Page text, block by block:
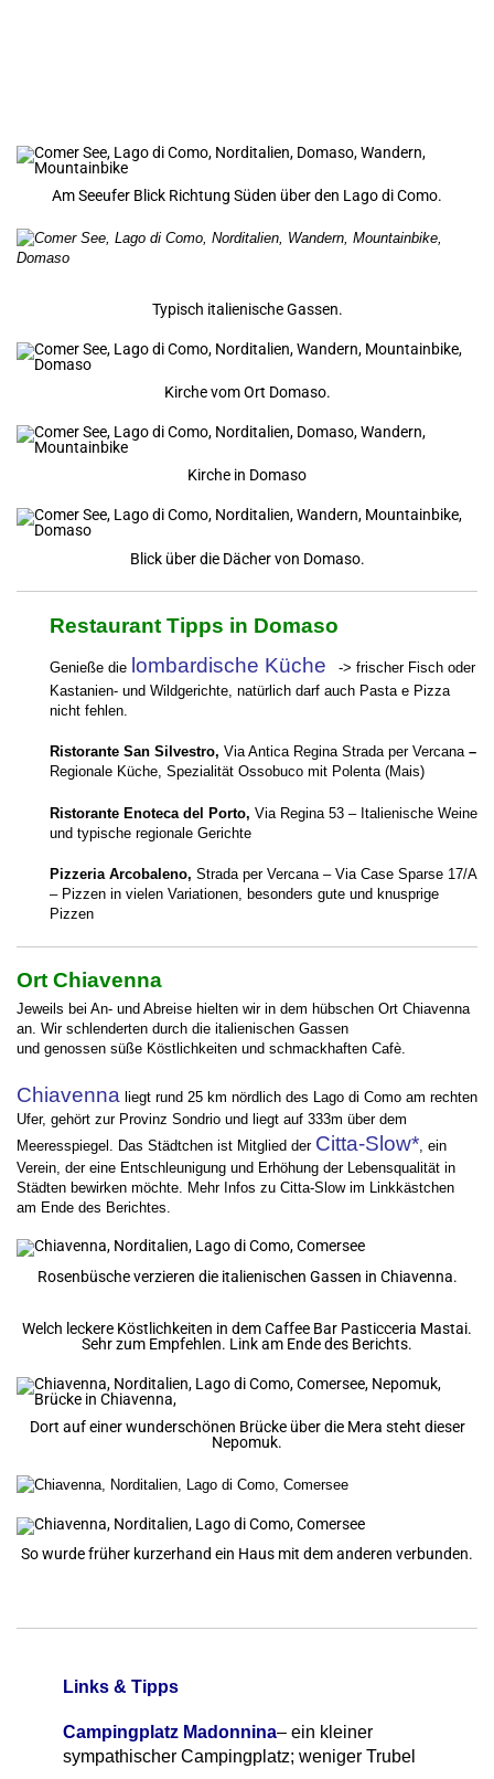
Am Seeufer Blick Richtung Süden über den Lago di Como.
Typisch italienische Gassen.
Kirche vom Ort Domaso.
Kirche in Domaso
Blick über die Dächer von Domaso.
Restaurant Tipps in Domaso
Genieße die lombardische Küche
-> frischer Fisch oder
Kastanien- und Wildgerichte, natürlich darf auch Pasta e Pizza
nicht fehlen.
Ristorante San Silvestro, Via Antica Regina Strada per Vercana –
Regionale Küche, Spezialität Ossobuco mit Polenta (Mais)
Ristorante Enoteca del Porto, Via Regina 53 – Italienische Weine
und typische regionale Gerichte
Pizzeria Arcobaleno, Strada per Vercana – Via Case Sparse 17/A
– Pizzen in vielen Variationen, besonders gute und knusprige
Pizzen
Ort Chiavenna
Jeweils bei An- und Abreise hielten wir in dem hübschen Ort Chiavenna
an. Wir schlenderten durch die italienischen Gassen
und genossen süße Köstlichkeiten und schmackhaften Cafè.
Chiavenna liegt rund 25 km nördlich des Lago di Como am rechten
Ufer, gehört zur Provinz Sondrio und liegt auf 333m über dem
Meeresspiegel. Das Städtchen ist Mitglied der Citta-Slow* , ein
Verein, der eine Entschleunigung und Erhöhung der Lebensqualität in
Städten bewirken möchte. Mehr Infos zu Citta-Slow im Linkkästchen
am Ende des Berichtes.
Rosenbüsche verzieren die italienischen Gassen in Chiavenna.
Welch leckere Köstlichkeiten in dem Caffee Bar Pasticceria Mastai.
Sehr zum Empfehlen. Link am Ende des Berichts.
Dort auf einer wunderschönen Brücke über die Mera steht dieser
Nepomuk.
So wurde früher kurzerhand ein Haus mit dem anderen verbunden.
Links & Tipps
Campingplatz Madonnina– ein kleiner
sympathischer Campingplatz; weniger Trubel